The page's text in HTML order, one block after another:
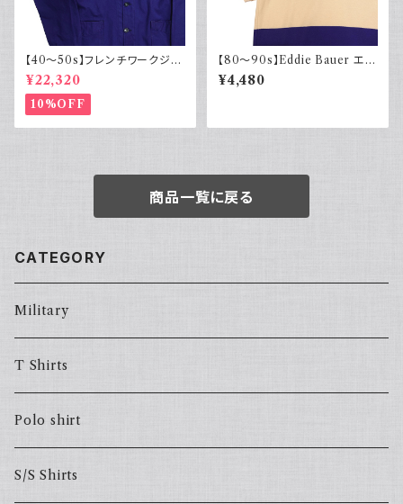
【40～50s】フレンチワークジャ
ケット インディゴ Vポケット ヴィ
ンテージ
¥22,320
10%OFF
【80～90s】Eddie Bauer エデ
ィバウアー ポロシャツ 太ボーダ
ー 黒タグ
¥4,480
商品一覧に戻る
CATEGORY
Military
T Shirts
Polo shirt
S/S Shirts